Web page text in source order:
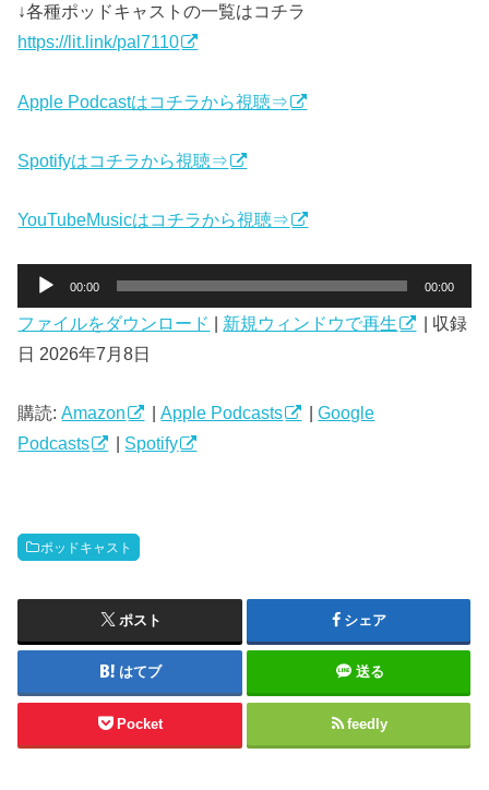
↓各種ポッドキャストの一覧はコチラ
https://lit.link/pal7110
Apple Podcastはコチラから視聴⇒
Spotifyはコチラから視聴⇒
YouTubeMusicはコチラから視聴⇒
プ
レ
ヤ
ー
00:00 00:00
ファイルをダウンロード | 新規ウィンドウで再生 | 収録
日 2026年7月8日
購読:Amazon |Apple Podcasts |Google
Podcasts
| Spotify
ポッドキャスト
ポスト シェア
はてブ 送る
Pocket feedly